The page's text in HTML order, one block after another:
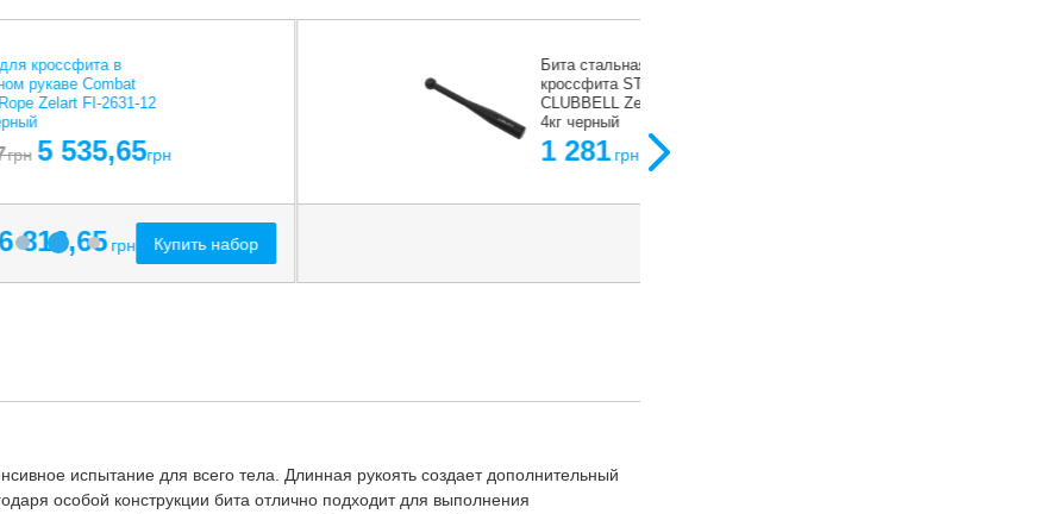
кроссфита и фитнеса Slam
Ball Mdbuddy FI-1774-7 7кг
испытание для всего тела. Длинная рукоять создает дополнительный
особой конструкции бита отлично подходит для выполнения